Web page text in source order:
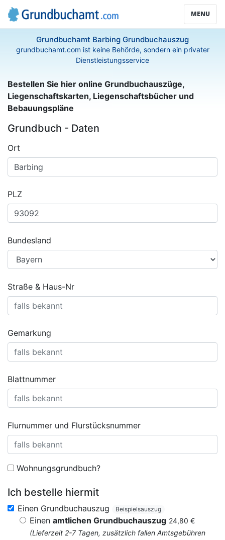
MENU
Grundbuchamt Barbing Grundbuchauszug
grundbuchamt.com ist keine Behörde, sondern ein privater
Dienstleistungsservice
Bestellen Sie hier online Grundbuchauszüge,
Liegenschaftskarten, Liegenschaftsbücher und
Bebauungspläne
Grundbuch - Daten
Ort
PLZ
Bundesland
Straße & Haus-Nr
Gemarkung
Blattnummer
Flurnummer und Flurstücksnummer
Wohnungsgrundbuch?
Ich bestelle hiermit
Einen Grundbuchauszug Beispielsauszug
Einen amtlichen Grundbuchauszug 24,80 €
(Lieferzeit 2-7 Tagen, zusätzlich fallen Amtsgebühren